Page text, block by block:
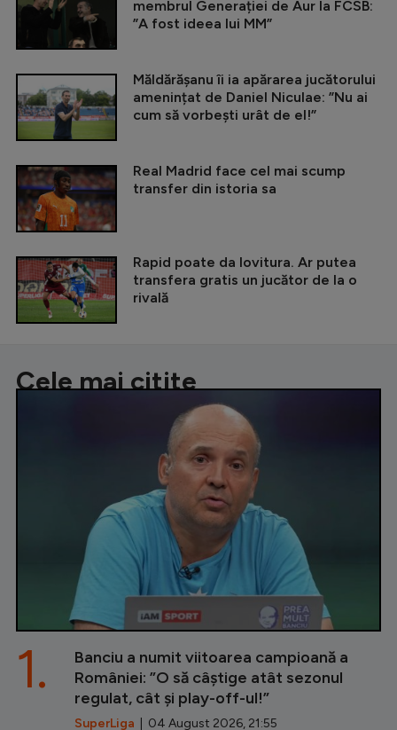
membrul Generației de Aur la FCSB:
”A fost ideea lui MM”
Măldărășanu îi ia apărarea jucătorului
amenințat de Daniel Niculae: ”Nu ai
cum să vorbești urât de el!”
Real Madrid face cel mai scump
transfer din istoria sa
Rapid poate da lovitura. Ar putea
transfera gratis un jucător de la o
rivală
Cele mai citite
Banciu a numit viitoarea campioană a
României: ”O să câștige atât sezonul
regulat, cât și play-off-ul!”
SuperLiga | 04 August 2026, 21:55
1.